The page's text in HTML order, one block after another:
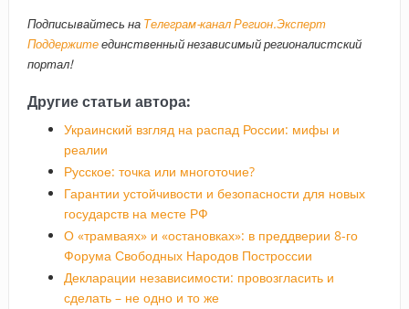
Подписывайтесь на Телеграм-канал Регион.Эксперт
Поддержитеединственный независимый регионалистский
портал!
Другие статьи автора:
Украинский взгляд на распад России: мифы и
реалии
Русское: точка или многоточие?
Гарантии устойчивости и безопасности для новых
государств на месте РФ
О «трамваях» и «остановках»: в преддверии 8-го
Форума Свободных Народов Построссии
Декларации независимости: провозгласить и
сделать – не одно и то же